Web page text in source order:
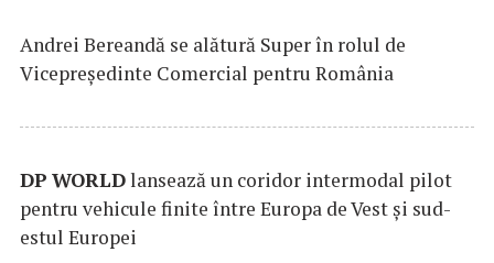
Andrei Bereandă se alătură Super în rolul de
Vicepreședinte Comercial pentru România
DP WORLDlansează un coridor intermodal pilot
pentru vehicule finite între Europa de Vest și sud-
estul Europei